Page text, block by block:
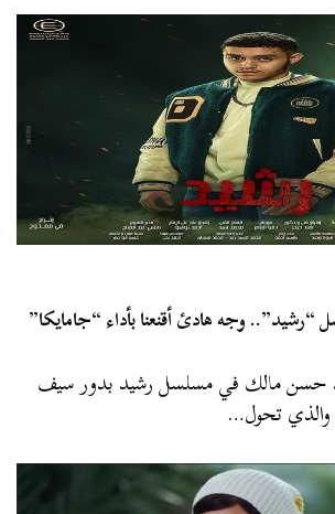
وجه هادئ أقنعنا بأداء “جامايكا”
حسن مالك في مسلسل رشيد بدور سيف
والذي تحول…